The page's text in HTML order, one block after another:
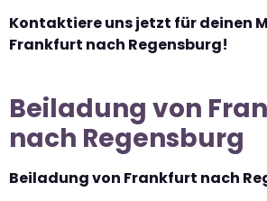
Kontaktiere uns jetzt für deinen
Frankfurt nach Regensburg!
Beiladung von
nach Regensburg
Beiladung von Frankfurt nach